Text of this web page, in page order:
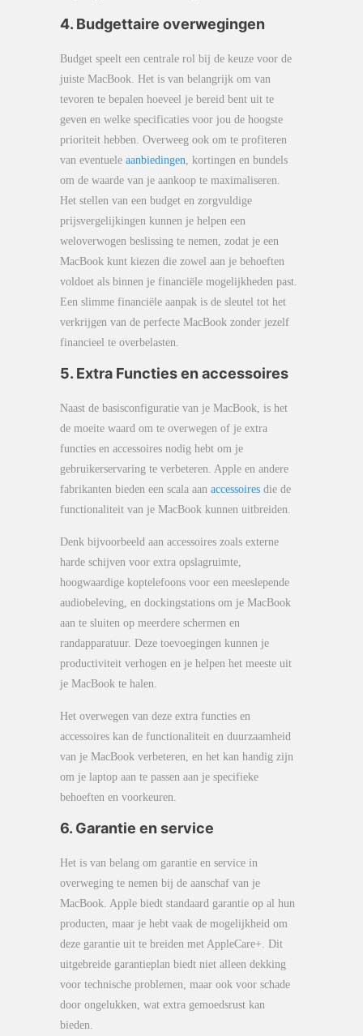
4. Budgettaire overwegingen
Budget speelt een centrale rol bij de keuze voor de
juiste MacBook. Het is van belangrijk om van
tevoren te bepalen hoeveel je bereid bent uit te
geven en welke specificaties voor jou de hoogste
prioriteit hebben. Overweeg ook om te profiteren
van eventuele aanbiedingen, kortingen en bundels
om de waarde van je aankoop te maximaliseren.
Het stellen van een budget en zorgvuldige
prijsvergelijkingen kunnen je helpen een
weloverwogen beslissing te nemen, zodat je een
MacBook kunt kiezen die zowel aan je behoeften
voldoet als binnen je financiële mogelijkheden past.
Een slimme financiële aanpak is de sleutel tot het
verkrijgen van de perfecte MacBook zonder jezelf
financieel te overbelasten.
5. Extra Functies en accessoires
Naast de basisconfiguratie van je MacBook, is het
de moeite waard om te overwegen of je extra
functies en accessoires nodig hebt om je
gebruikerservaring te verbeteren. Apple en andere
fabrikanten bieden een scala aan accessoires die de
functionaliteit van je MacBook kunnen uitbreiden.
Denk bijvoorbeeld aan accessoires zoals externe
harde schijven voor extra opslagruimte,
hoogwaardige koptelefoons voor een meeslepende
audiobeleving, en dockingstations om je MacBook
aan te sluiten op meerdere schermen en
randapparatuur. Deze toevoegingen kunnen je
productiviteit verhogen en je helpen het meeste uit
je MacBook te halen.
Het overwegen van deze extra functies en
accessoires kan de functionaliteit en duurzaamheid
van je MacBook verbeteren, en het kan handig zijn
om je laptop aan te passen aan je specifieke
behoeften en voorkeuren.
6. Garantie en service
Het is van belang om garantie en service in
overweging te nemen bij de aanschaf van je
MacBook. Apple biedt standaard garantie op al hun
producten, maar je hebt vaak de mogelijkheid om
deze garantie uit te breiden met AppleCare+. Dit
uitgebreide garantieplan biedt niet alleen dekking
voor technische problemen, maar ook voor schade
door ongelukken, wat extra gemoedsrust kan
bieden.